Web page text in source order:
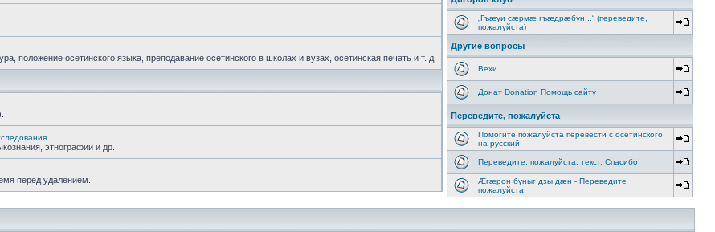
положение осетинского языка, преподавание осетинского в школах и вузах, осетинская печать и т. д.
этнографии и др.
перед удалением.
„Гъæуи сæрмæ гъæдрæбун...“ (переведите,
пожалуйста)
Другие вопросы
Вехи
Донат Donation Помощь сайту
Переведите, пожалуйста
Помогите пожалуйста перевести с осетинского
на русский
Переведите, пожалуйста, текст. Спасибо!
Æгæрон буныг дзы дæн - Переведите
пожалуйста.